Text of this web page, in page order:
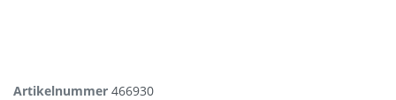
Artikelnummer 466930